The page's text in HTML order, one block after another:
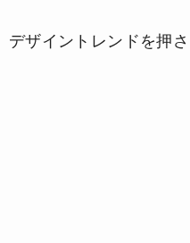
デザイントレンドを押さ